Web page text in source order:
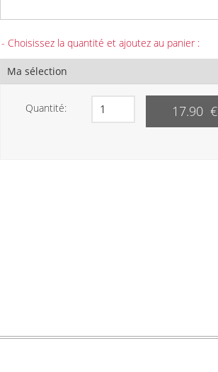
Choisissez la quantité et ajoutez au panier :
Ma sélection
Quantité: 17.90 €